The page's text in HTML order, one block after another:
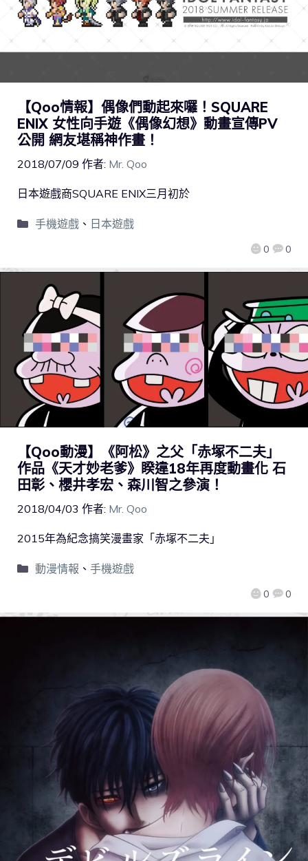
【Qoo情報】偶像們動起來囉！SQUARE
ENIX 女性向手遊《偶像幻想》動畫宣傳PV
公開 網友堪稱神作畫！
2018/07/09 作者: Mr. Qoo
0 0
日本遊戲商SQUARE ENIX三月初於
手機遊戲、 日本遊戲
【Qoo動漫】《阿松》之父「赤塚不二夫」
作品《天才妙老爹》睽違18年再度動畫化 石
田彰、櫻井孝宏、森川智之參演！
2018/04/03 作者: Mr. Qoo
0 0
2015年為紀念搞笑漫畫家「赤塚不二夫」
動漫情報 、 手機遊戲